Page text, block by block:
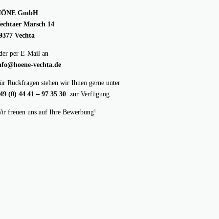
GmbH
Marsch 14
Vechta
per E-Mail an
vechta.de
Rückfragen stehen wir Ihnen gerne unter
(0) 44 41 – 97 35 30 zur Verfügung.
freuen uns auf Ihre Bewerbung!